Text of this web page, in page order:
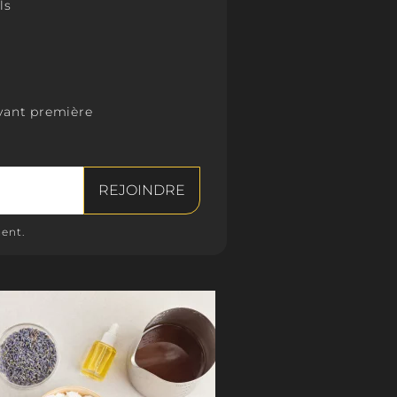
sont souvent utilisées pour créer une
Les parfums doux et envoûtants peuvent
parfumée sert à parfumer l'air, créer une
première